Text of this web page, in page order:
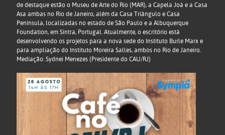
de destaque estão o Museu de Arte do Rio (MAR), a Capela Joá e a Casa
Asa ambas no Rio de Janeiro, além da Casa Triângulo e Casa
Península, localizadas no estado de São Paulo e a Albuquerque
Foundation, em Sintra, Portugal. Atualmente, o escritório está
desenvolvendo os projetos para a nova sede do Instituto Burle Marx e
para ampliação do Instituto Moreira Salles, ambos no Rio de Janeiro.
Mediação: Sydnei Menezes (Presidente do CAU/RJ)